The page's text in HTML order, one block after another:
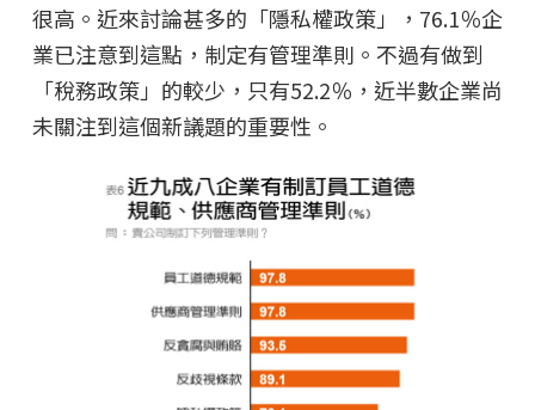
很高。近來討論甚多的「隱私權政策」，76.1％企
業已注意到這點，制定有管理準則。不過有做到
「稅務政策」的較少，只有52.2％，近半數企業尚
未關注到這個新議題的重要性。